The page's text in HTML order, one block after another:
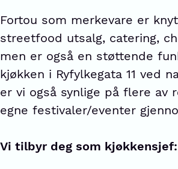
Fortou som merkevare er
streetfood utsalg, catering,
men er også en støttende
kjøkken i Ryfylkegata 11 ved
er vi også synlige på flere av
egne festivaler/eventer
Vi tilbyr deg som kjøkkensjef: